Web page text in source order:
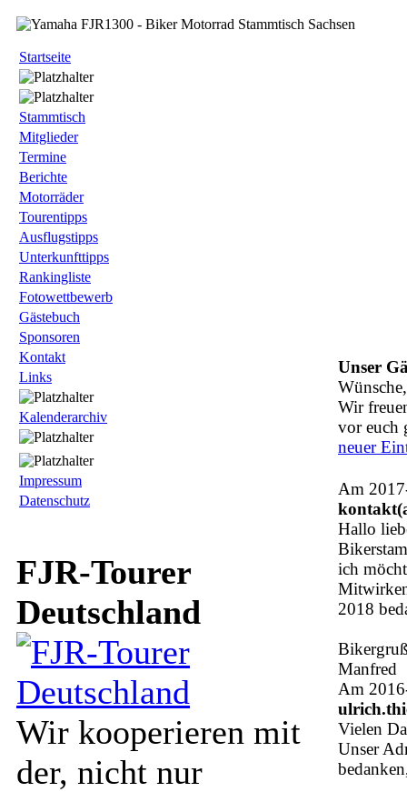
Startseite
Stammtisch
Mitglieder
Termine
Berichte
Motorräder
Tourentipps
Ausflugstipps
Unterkunfttipps
Rankingliste
Fotowettbewerb
Gästebuch
Sponsoren
Kontakt
Links
Kalenderarchiv
Impressum
Datenschutz
FJR-Tourer
Deutschland
Wir kooperieren mit
der, nicht nur
Unser
Wir
vor euch
neuer
Am
Hallo
ich
2018
Manfred
Am
Vielen
Unser